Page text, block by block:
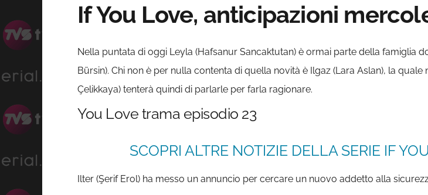
If You Love, anticipazioni
Nella puntata di oggi Leyla (Hafsanur Sancaktutan) è ormai parte della famiglia
Bürsin). Chi non è per nulla contenta di quella novità è Ilgaz (Lara Aslan), la
Çelikkaya) tenterà quindi di parlarle per farla ragionare.
You Love trama episodio 23
SCOPRI ALTRE NOTIZIE DELLA SERIE IF
Ilter (Şerif Erol) ha messo un annuncio per cercare un nuovo addetto alla